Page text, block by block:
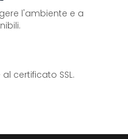
l'ambiente e a
certificato SSL.